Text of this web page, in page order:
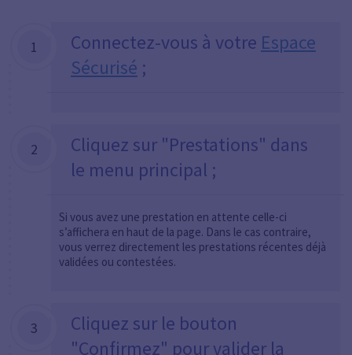
1 Connectez-vous à votre Espace
Sécurisé ;
2
Cliquez sur "Prestations" dans
le menu principal ;
Si vous avez une prestation en attente celle-ci
s’affichera en haut de la page. Dans le cas contraire,
vous verrez directement les prestations récentes déjà
validées ou contestées.
3
Cliquez sur le bouton
"Confirmez" pour valider la